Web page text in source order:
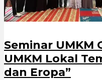
Seminar UMKM
UMKM Lokal
dan Eropa”